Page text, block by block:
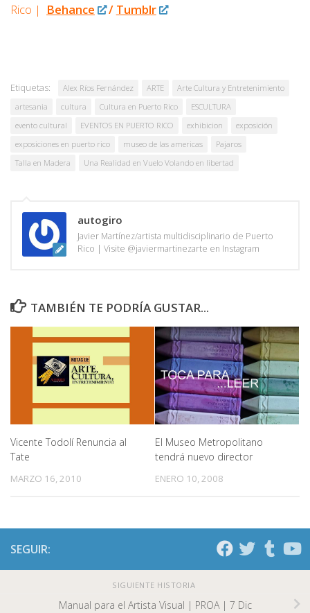
Rico |
Behance / Tumblr
Etiquetas: Alex Ríos Fernández ARTE
Arte Cultura y Entretenimiento
artesania
cultura Cultura en Puerto Rico
ESCULTURA
evento cultural
EVENTOS EN PUERTO RICO exhibicion
exposición
exposiciones en puerto rico
museo de las americas
Pajaros
Talla en Madera
Una Realidad en Vuelo Volando en libertad
autogiro
Javier Martínez/artista multidisciplinario de Puerto
Rico | Visite @javiermartinezarte en Instagram
TAMBIÉN TE PODRÍA GUSTAR...
Vicente Todolí Renuncia al
Tate
MARZO 16, 2010
El Museo Metropolitano
tendrá nuevo director
ENERO 10, 2008
SEGUIR:
SIGUIENTE HISTORIA
Manual para el Artista Visual | PROA | 7 Dic